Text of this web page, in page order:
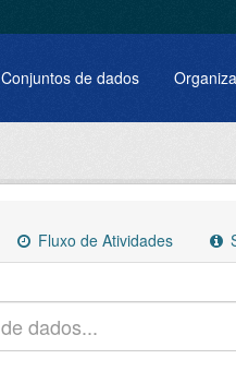
Conjuntos de dados
Fluxo de Atividades